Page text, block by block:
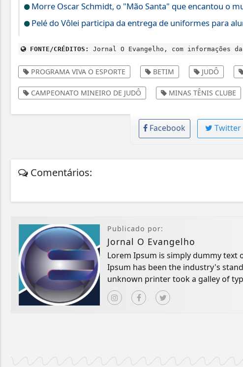
Morre Oscar Schmidt, o "Mão Santa" que encantou o
Pelé do Vôlei participa da entrega de uniformes para
FONTE/CRÉDITOS: Jornal O Evangelho, com informações da
PROGRAMA VIVA O ESPORTE BETIM JUDÔ
CAMPEONATO MINEIRO DE JUDÔ MINAS TÊNIS CLUBE
Facebook Twitter
Comentários:
Publicado por:
Jornal O Evangelho
Lorem Ipsum is simply dummy
Ipsum has been the industry's
unknown printer took a galley of
book.